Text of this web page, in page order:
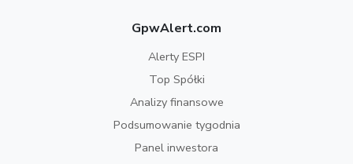
GpwAlert.com
Alerty ESPI
Top Spółki
Analizy finansowe
Podsumowanie tygodnia
Panel inwestora